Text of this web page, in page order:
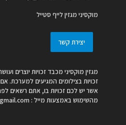
מוקסיני מגזין לייף סטייל
יצירת קשר
מגזין מוקסיני מכבד זכויות יוצרים
זכויות בצילומים המגיעים למערכת.
אשר יש לכם זכויות בו, אתם רשאים
מהשימוש באמצעות מייל :